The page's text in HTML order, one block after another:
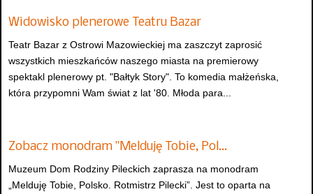
Widowisko plenerowe Teatru Bazar
Teatr Bazar z Ostrowi Mazowieckiej ma zaszczyt zaprosić
wszystkich mieszkańców naszego miasta na premierowy
spektakl plenerowy pt. "Bałtyk Story". To komedia małżeńska,
która przypomni Wam świat z lat '80. Młoda para...
Zobacz monodram "Melduję Tobie, Pol…
Muzeum Dom Rodziny Pileckich zaprasza na monodram
„Melduję Tobie, Polsko. Rotmistrz Pilecki”. Jest to oparta na